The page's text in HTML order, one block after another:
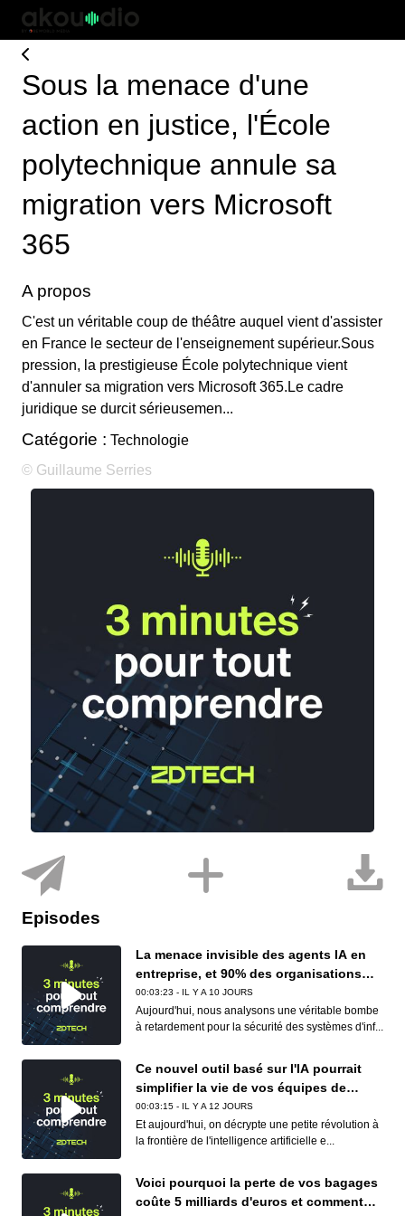
Sous la menace d'une
action en justice, l'École
polytechnique annule sa
migration vers Microsoft
365
A propos
C'est un véritable coup de théâtre auquel vient d'assister
en France le secteur de l'enseignement supérieur.Sous
pression, la prestigieuse École polytechnique vient
d'annuler sa migration vers Microsoft 365.Le cadre
juridique se durcit sérieusemen...
Catégorie : Technologie
© Guillaume Serries
Episodes
La menace invisible des agents IA en
entreprise, et 90% des organisations
sont concernées
00:03:23 - IL Y A 10 JOURS
Aujourd'hui, nous analysons une véritable bombe
à retardement pour la sécurité des systèmes d'inf...
Ce nouvel outil basé sur l'IA pourrait
simplifier la vie de vos équipes de
conformité (et de vos développeurs)
00:03:15 - IL Y A 12 JOURS
Et aujourd'hui, on décrypte une petite révolution à
la frontière de l'intelligence artificielle e...
Voici pourquoi la perte de vos bagages
coûte 5 milliards d'euros et comment